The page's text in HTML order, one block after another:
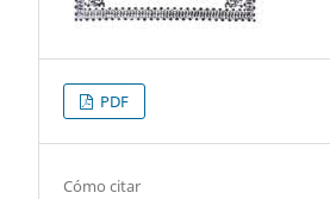
PDF
Cómo citar